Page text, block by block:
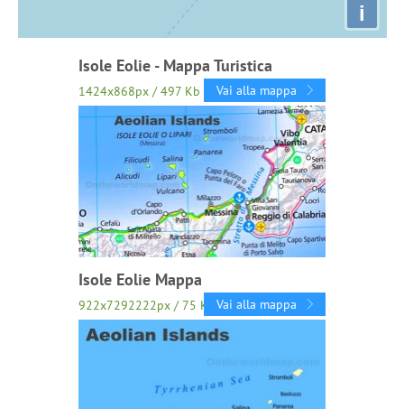
i
Isole Eolie - Mappa Turistica
1424x868px / 497 Kb Vai alla mappa
Isole Eolie Mappa
922x7292222px / 75 Kb Vai alla mappa